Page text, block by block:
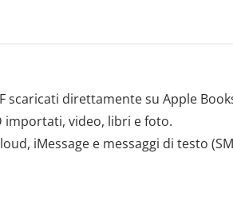
scaricati direttamente su Apple
importati, video, libri e foto.
iMessage e messaggi di testo